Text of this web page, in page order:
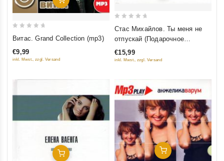
of
Витас. Grand Collection (mp3)
€9,99
inkl. Mwst., zzgl. Versand
5
Стас Михайлов. Ты меня не
отпускай (Подарочное
издание)
€15,99
inkl. Mwst., zzgl. Versand
Добавить В Корзину Добавить В Корзину